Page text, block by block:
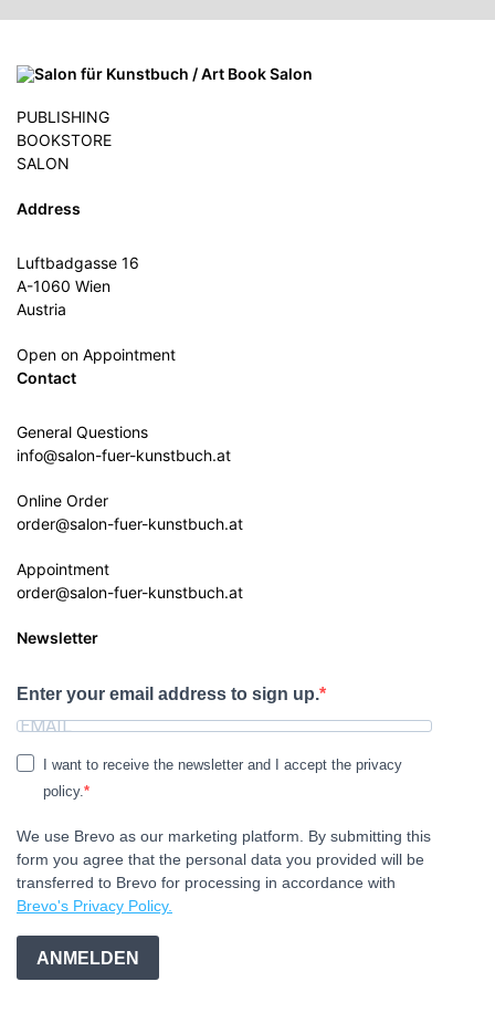
PUBLISHING
BOOKSTORE
SALON
Address
Luftbadgasse 16
A-1060 Wien
Austria
Open on Appointment
Contact
General Questions
info@salon-fuer-kunstbuch.at
Online Order
order@salon-fuer-kunstbuch.at
Appointment
order@salon-fuer-kunstbuch.at
Newsletter
Enter your email address to sign up.
I want to receive the newsletter and I accept the privacy
policy.
We use Brevo as our marketing platform. By submitting this
form you agree that the personal data you provided will be
transferred to Brevo for processing in accordance with
Brevo's Privacy Policy.
ANMELDEN